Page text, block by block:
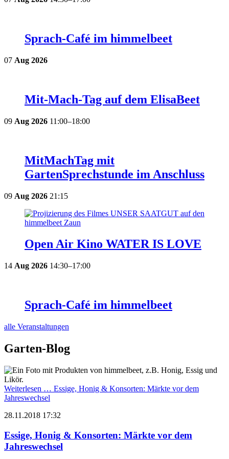
Sprach-Café im himmelbeet
07 Aug 2026
Mit-Mach-Tag auf dem ElisaBeet
09 Aug 2026 11:00–18:00
MitMachTag mit
GartenSprechstunde im Anschluss
09 Aug 2026 21:15
Open Air Kino WATER IS LOVE
14 Aug 2026 14:30–17:00
Sprach-Café im himmelbeet
alle Veranstaltungen
Garten-Blog
Weiterlesen … Essige, Honig & Konsorten: Märkte vor dem
Jahreswechsel
28.11.2018 17:32
Essige, Honig & Konsorten: Märkte vor dem
Jahreswechsel